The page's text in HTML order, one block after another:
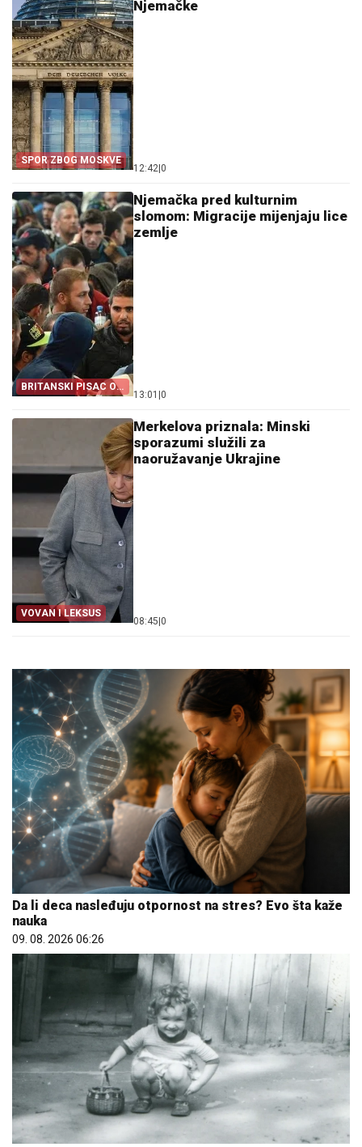
SPOR ZBOG MOSKVE
Njemačke
12:42 0
BRITANSKI PISAC O
NJEMAČKOJ
Njemačka pred kulturnim
slomom: Migracije mijenjaju lice
zemlje
13:01 0
VOVAN I LEKSUS
Merkelova priznala: Minski
sporazumi služili za
naoružavanje Ukrajine
08:45 0
Da li deca nasleđuju otpornost na stres? Evo šta kaže
nauka
09. 08. 2026 06:26